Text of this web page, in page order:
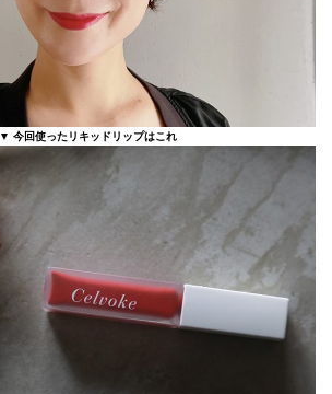
▼ 今回使ったリキッドリップはこれ